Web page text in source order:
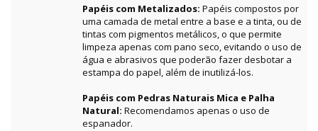
Papéis com Metalizados: Papéis compostos por
uma camada de metal entre a base e a tinta, ou de
tintas com pigmentos metálicos, o que permite
limpeza apenas com pano seco, evitando o uso de
água e abrasivos que poderão fazer desbotar a
estampa do papel, além de inutilizá-los.
Papéis com Pedras Naturais Mica e Palha
Natural: Recomendamos apenas o uso de
espanador.